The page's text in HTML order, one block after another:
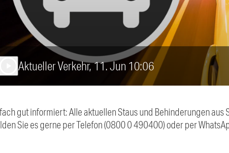
Aktueller Verkehr, 11. Jun 10:06
gut informiert: Alle aktuellen Staus und Behinderungen aus
Sie es gerne per Telefon (0800 0 490400) oder per